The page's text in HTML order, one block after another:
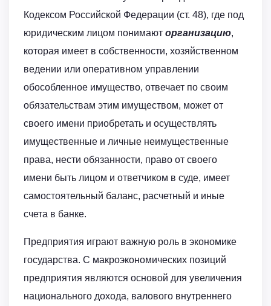
Кодексом Российской Федерации (ст. 48), где под
юридическим лицом понимают организацию,
которая имеет в собственности, хозяйственном
ведении или оперативном управлении
обособленное имущество, отвечает по своим
обязательствам этим имуществом, может от
своего имени приобретать и осуществлять
имущественные и личные неимущественные
права, нести обязанности, право от своего
имени быть лицом и ответчиком в суде, имеет
самостоятельный баланс, расчетный и иные
счета в банке.
Предприятия играют важную роль в экономике
государства. С макроэкономических позиций
предприятия являются основой для увеличения
национального дохода, валового внутреннего